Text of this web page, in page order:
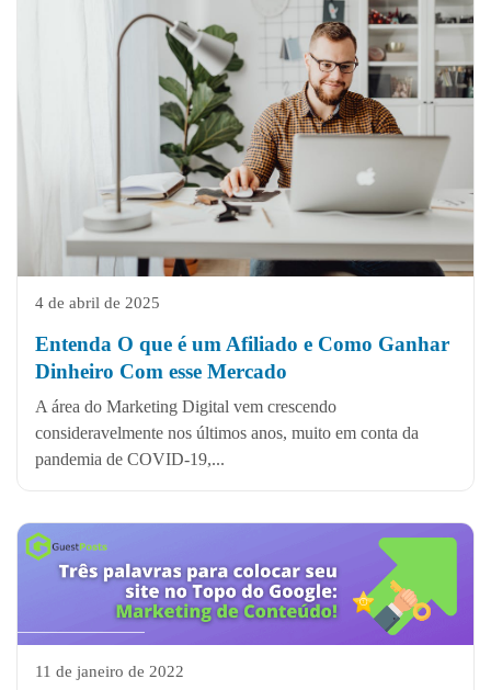
4 de abril de 2025
Entenda O que é um Afiliado e Como Ganhar
Dinheiro Com esse Mercado
A área do Marketing Digital vem crescendo
consideravelmente nos últimos anos, muito em conta da
pandemia de COVID-19,...
11 de janeiro de 2022